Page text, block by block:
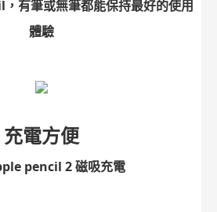
有筆或無筆都能保持最好的使用
體驗
充電方便
pencil 2 磁吸充電